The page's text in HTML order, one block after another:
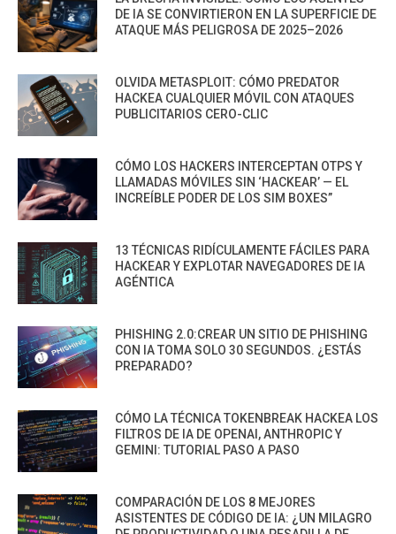
DE IA SE CONVIRTIERON EN LA SUPERFICIE DE
ATAQUE MÁS PELIGROSA DE 2025–2026
OLVIDA METASPLOIT: CÓMO PREDATOR
HACKEA CUALQUIER MÓVIL CON ATAQUES
PUBLICITARIOS CERO-CLIC
CÓMO LOS HACKERS INTERCEPTAN OTPS Y
LLAMADAS MÓVILES SIN ‘HACKEAR’ — EL
INCREÍBLE PODER DE LOS SIM BOXES”
13 TÉCNICAS RIDÍCULAMENTE FÁCILES PARA
HACKEAR Y EXPLOTAR NAVEGADORES DE IA
AGÉNTICA
PHISHING 2.0:CREAR UN SITIO DE PHISHING
CON IA TOMA SOLO 30 SEGUNDOS. ¿ESTÁS
PREPARADO?
CÓMO LA TÉCNICA TOKENBREAK HACKEA LOS
FILTROS DE IA DE OPENAI, ANTHROPIC Y
GEMINI: TUTORIAL PASO A PASO
COMPARACIÓN DE LOS 8 MEJORES
ASISTENTES DE CÓDIGO DE IA: ¿UN MILAGRO